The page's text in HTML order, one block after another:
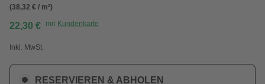
(38,32 € / m²)
22,30 € mit Kundenkarte
Inkl. MwSt.
RESERVIEREN & ABHOLEN